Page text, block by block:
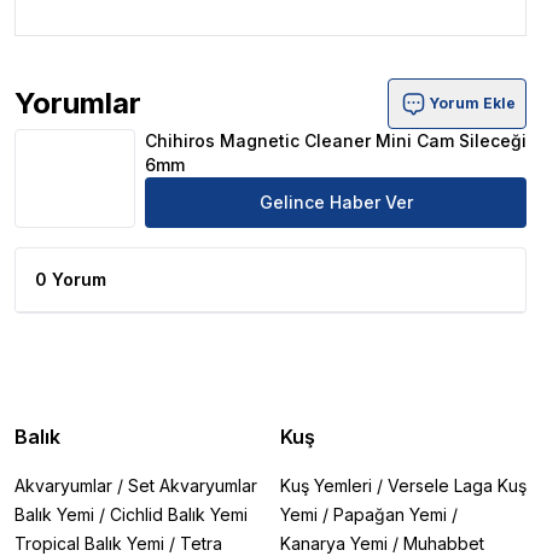
Yorumlar
Chihiros Magnetic Cleaner Mini Cam Sileceği 6mm Ürün
Yorum Ekle
Chihiros Magnetic Cleaner Mini Cam Sileceği
6mm
Gelince Haber Ver
0 Yorum
Balık
Akvaryumlar / Set Akvaryumlar
Balık Yemi / Cichlid Balık Yemi
Tropical Balık Yemi / Tetra
Kuş
Kuş Yemleri / Versele Laga Kuş
Yemi / Papağan Yemi /
Kanarya Yemi / Muhabbet